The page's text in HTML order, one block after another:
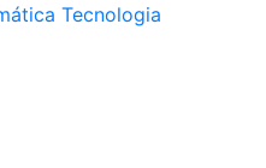
Tecnologia